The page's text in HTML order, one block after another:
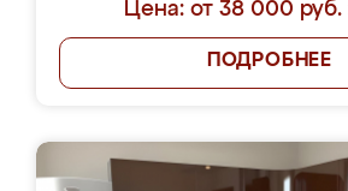
Цена: от 38 000 руб.
ПОДРОБНЕЕ